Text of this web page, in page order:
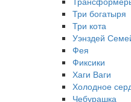
Три богатыря
Три кота
Уэнздей
Фея
Фиксики
Хаги Ваги
Холодное
Чебурашка